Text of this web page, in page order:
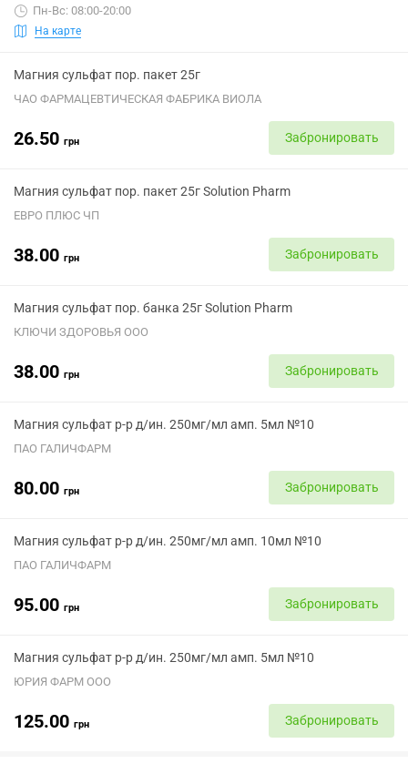
Пн-Вс: 08:00-20:00
На карте
Магния сульфат пор. пакет 25г
ЧАО ФАРМАЦЕВТИЧЕСКАЯ ФАБРИКА ВИОЛА
26.50 грн Забронировать
Магния сульфат пор. пакет 25г Solution Pharm
ЕВРО ПЛЮС ЧП
38.00 грн Забронировать
Магния сульфат пор. банка 25г Solution Pharm
КЛЮЧИ ЗДОРОВЬЯ ООО
38.00 грн Забронировать
Магния сульфат р-р д/ин. 250мг/мл амп. 5мл №10
ПАО ГАЛИЧФАРМ
80.00 грн Забронировать
Магния сульфат р-р д/ин. 250мг/мл амп. 10мл №10
ПАО ГАЛИЧФАРМ
95.00 грн Забронировать
Магния сульфат р-р д/ин. 250мг/мл амп. 5мл №10
ЮРИЯ ФАРМ ООО
125.00 грн Забронировать